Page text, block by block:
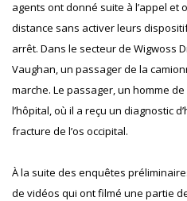
agents ont donné suite à l’appel et
distance sans activer leurs
arrêt. Dans le secteur de Wigwoss
Vaughan, un passager de la
marche. Le passager, un homme
l’hôpital, où il a reçu un diagnostic
fracture de l’os occipital.
À la suite des enquêtes
de vidéos qui ont filmé une partie de